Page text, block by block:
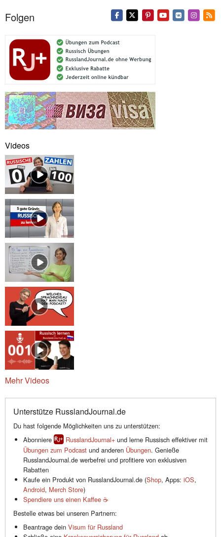
Folgen
Videos
Mehr Videos
Unterstütze RusslandJournal.de
Du hast folgende Möglichkeiten uns zu unterstützen:
Abonniere
RusslandJournal+ und lerne Russisch effektiver mit
Übungen zum Podcast und anderen Übungen. Genieße
RusslandJournal.de werbefrei und profitiere von exklusiven
Rabatten
Kaufe ein Produkt von RusslandJournal.de (Shop, Apps: iOS,
Android, Merch Store)
Spendiere uns einen Kaffee ☕️
Bestelle etwas bei unseren Partnern:
Beantrage dein Visum für Russland